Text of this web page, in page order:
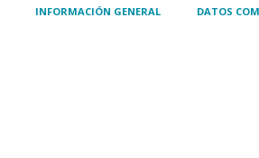
INFORMACIÓN GENERAL DATOS